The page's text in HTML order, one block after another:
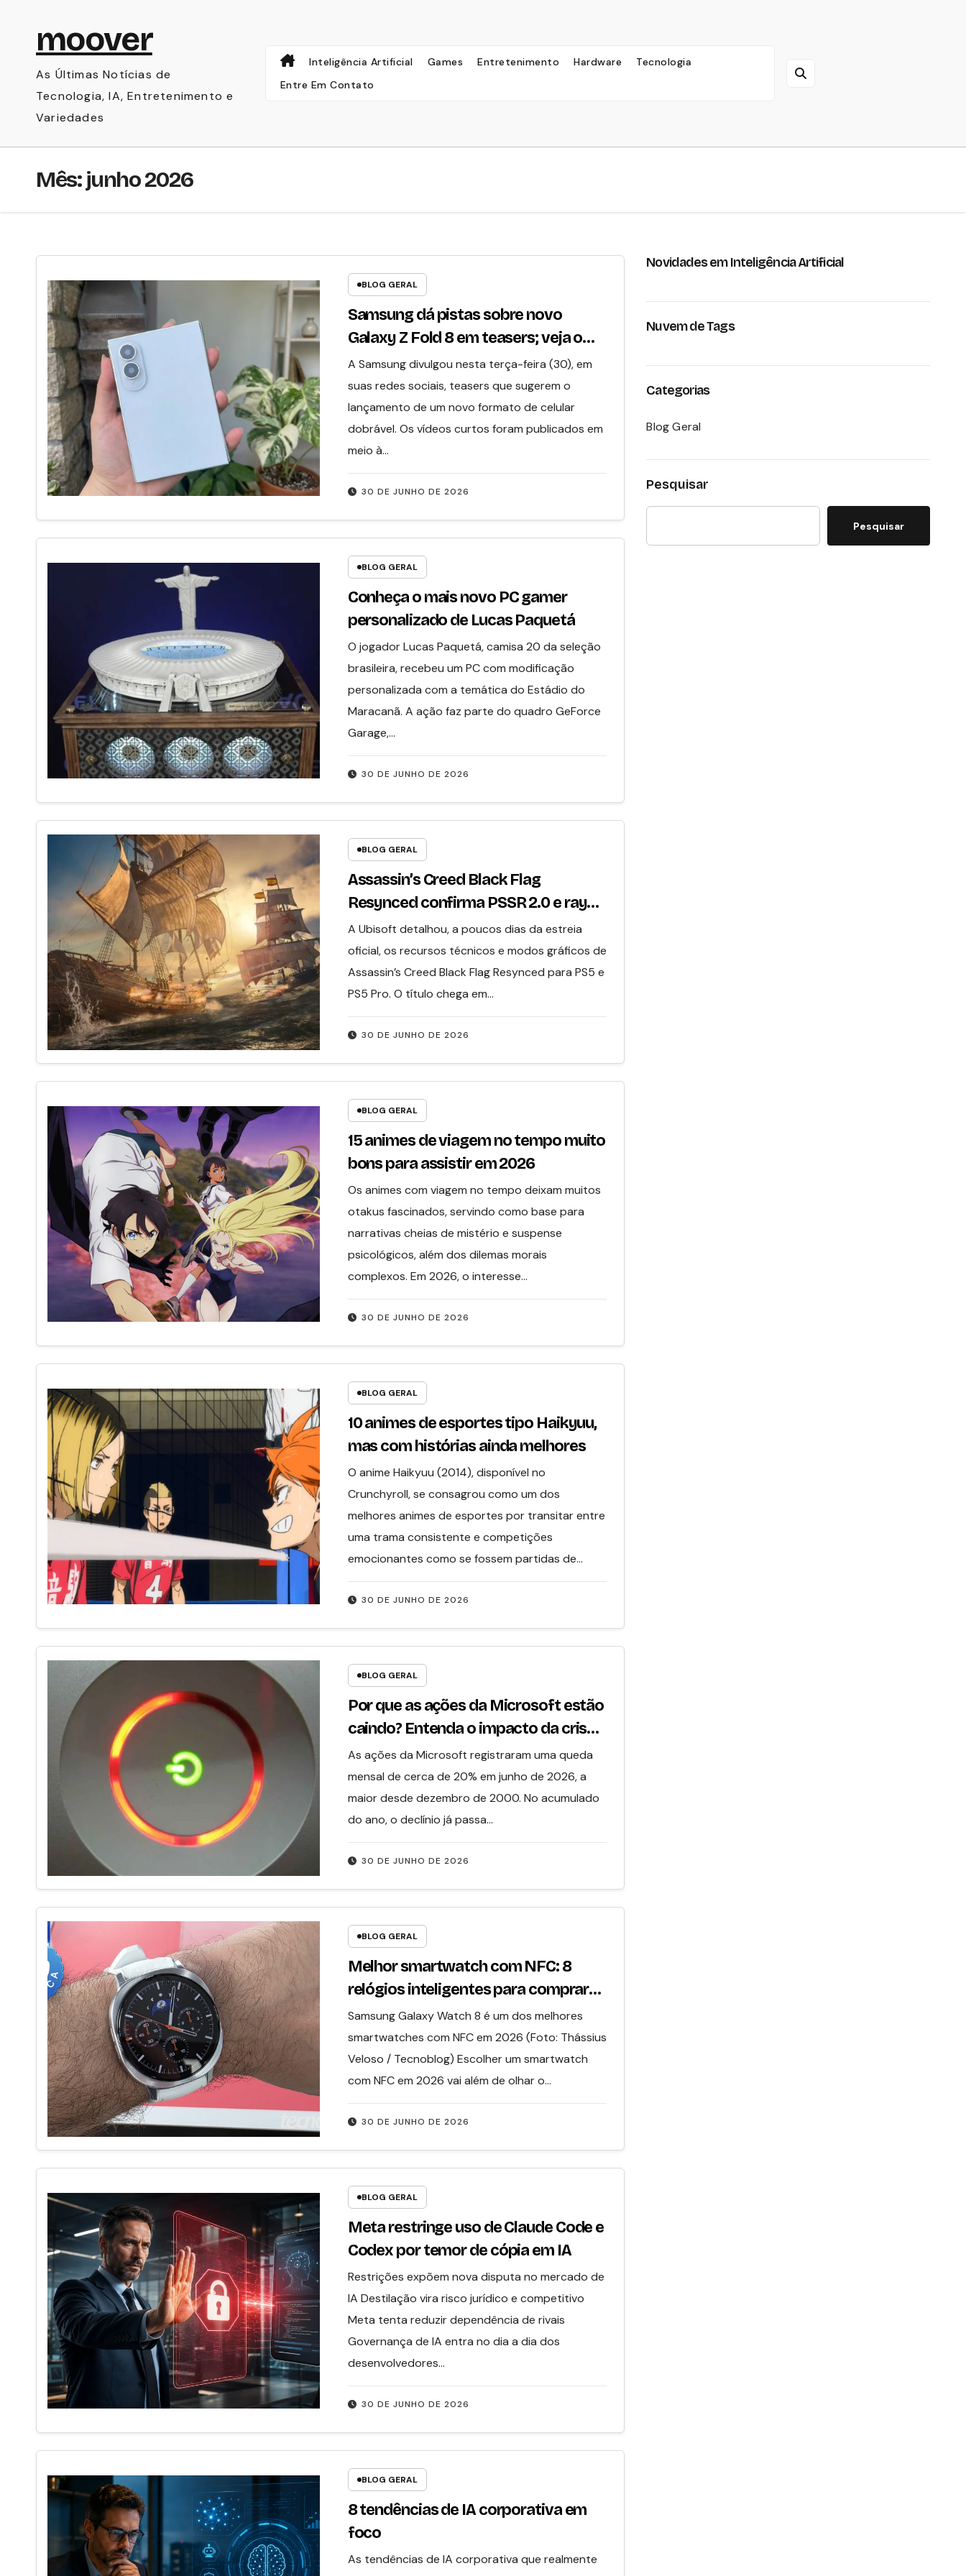
contentmoover
As Últimas Notícias de
Tecnologia, IA, Entretenimento e
Variedades
Inteligência Artificial Games Entretenimento Hardware
Tecnologia
Entre Em Contato
Mês:junho 2026
BLOG GERAL
Samsung dá pistas sobre novo
Galaxy Z Fold 8 em teasers; veja o
que sabemos
30 DE JUNHO DE 2026
A Samsung divulgou nesta terça-feira (30), em
suas redes sociais, teasers que sugerem o
lançamento de um novo formato de celular
dobrável. Os vídeos curtos foram publicados em
meio à…
BLOG GERAL
Conheça o mais novo PC gamer
personalizado de Lucas Paquetá
30 DE JUNHO DE 2026
O jogador Lucas Paquetá, camisa 20 da seleção
brasileira, recebeu um PC com modificação
personalizada com a temática do Estádio do
Maracanã. A ação faz parte do quadro GeForce
Garage,…
BLOG GERAL
Assassin’s Creed Black Flag
Resynced confirma PSSR 2.0 e ray
tracing aprimorado no PS5 Pro
30 DE JUNHO DE 2026
A Ubisoft detalhou, a poucos dias da estreia
oficial, os recursos técnicos e modos gráficos de
Assassin’s Creed Black Flag Resynced para PS5 e
PS5 Pro. O título chega em…
BLOG GERAL
15 animes de viagem no tempo muito
bons para assistir em 2026
30 DE JUNHO DE 2026
Os animes com viagem no tempo deixam muitos
otakus fascinados, servindo como base para
narrativas cheias de mistério e suspense
psicológicos, além dos dilemas morais
complexos. Em 2026, o interesse…
BLOG GERAL
10 animes de esportes tipo Haikyuu,
mas com histórias ainda melhores
30 DE JUNHO DE 2026
O anime Haikyuu (2014), disponível no
Crunchyroll, se consagrou como um dos
melhores animes de esportes por transitar entre
uma trama consistente e competições
emocionantes como se fossem partidas de…
BLOG GERAL
Por que as ações da Microsoft estão
caindo? Entenda o impacto da crise
do XBOX
30 DE JUNHO DE 2026
As ações da Microsoft registraram uma queda
mensal de cerca de 20% em junho de 2026, a
maior desde dezembro de 2000. No acumulado
do ano, o declínio já passa…
BLOG GERAL
Melhor smartwatch com NFC: 8
relógios inteligentes para comprar
em 2026
30 DE JUNHO DE 2026
Samsung Galaxy Watch 8 é um dos melhores
smartwatches com NFC em 2026 (Foto: Thássius
Veloso / Tecnoblog) Escolher um smartwatch
com NFC em 2026 vai além de olhar o…
BLOG GERAL
Meta restringe uso de Claude Code e
Codex por temor de cópia em IA
30 DE JUNHO DE 2026
Restrições expõem nova disputa no mercado de
IA Destilação vira risco jurídico e competitivo
Meta tenta reduzir dependência de rivais
Governança de IA entra no dia a dia dos
desenvolvedores…
BLOG GERAL
8 tendências de IA corporativa em
foco
As tendências de IA corporativa que realmente
Novidades em Inteligência Artificial
Nuvem de Tags
Categorias
Blog Geral
Pesquisar
Pesquisar